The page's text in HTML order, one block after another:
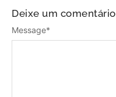
Deixe um comentário
Message*